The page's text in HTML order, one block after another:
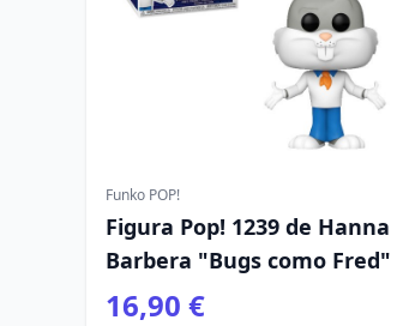
Funko POP!
Figura Pop! 1239 de Hanna
Barbera "Bugs como Fred"
16,90 €